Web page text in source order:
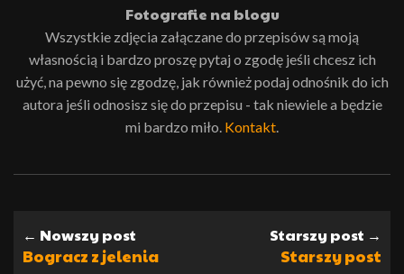
Fotografie na blogu
Wszystkie zdjęcia załączane do przepisów są moją
własnością i bardzo proszę pytaj o zgodę jeśli chcesz ich
użyć, na pewno się zgodzę, jak również podaj odnośnik do ich
autora jeśli odnosisz się do przepisu - tak niewiele a będzie
mi bardzo miło. Kontakt.
← Nowszy post
Bogracz z jelenia
Starszy post →
Starszy post